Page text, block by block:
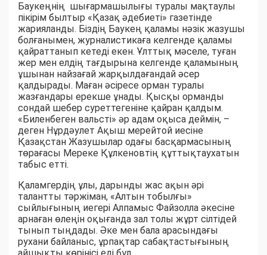
Баукеңнің шығармашылығы туралы мақтаулы
пікірім былтыр «Қазақ әдебиеті» газетінде
жарияланды. Біздің Баукең қаламы нәзік жазушы
болғанымен, журналистикаға келгенде қаламы
қайраттанып кетеді екен. Ұлттық мәселе, туған
жер мен елдің тағдырына келгенде қаламының
ұшынан найзағай жарқылдағандай әсер
қалдырады. Маған әсіресе орман туралы
жазғандары ерекше ұнады. Қысқы орманды
сондай шебер суреттегеніне қайран қалдым.
«Биленбеген вальсті» әр адам оқыса деймін, –
деген Нұрдәулет Ақыш мерейтой иесіне
Қазақстан Жазушылар одағы басқармасының
төрағасы Мереке Құлкеновтің құттықтаухатын
табыс етті.
Қаламгердің ұлы, дарынды жас ақын әрі
талантты тәржіман, «Алтын тобылғы»
сыйлығының иегері Алпамыс Файзолла әкесіне
арнаған өлеңін оқығанда зал толы жұрт сілтідей
тынып тыңдады. Әке мен бала арасындағы
рухани байланыс, ұрпақтар сабақтастығының
айшықты көрінісі еді бұл.